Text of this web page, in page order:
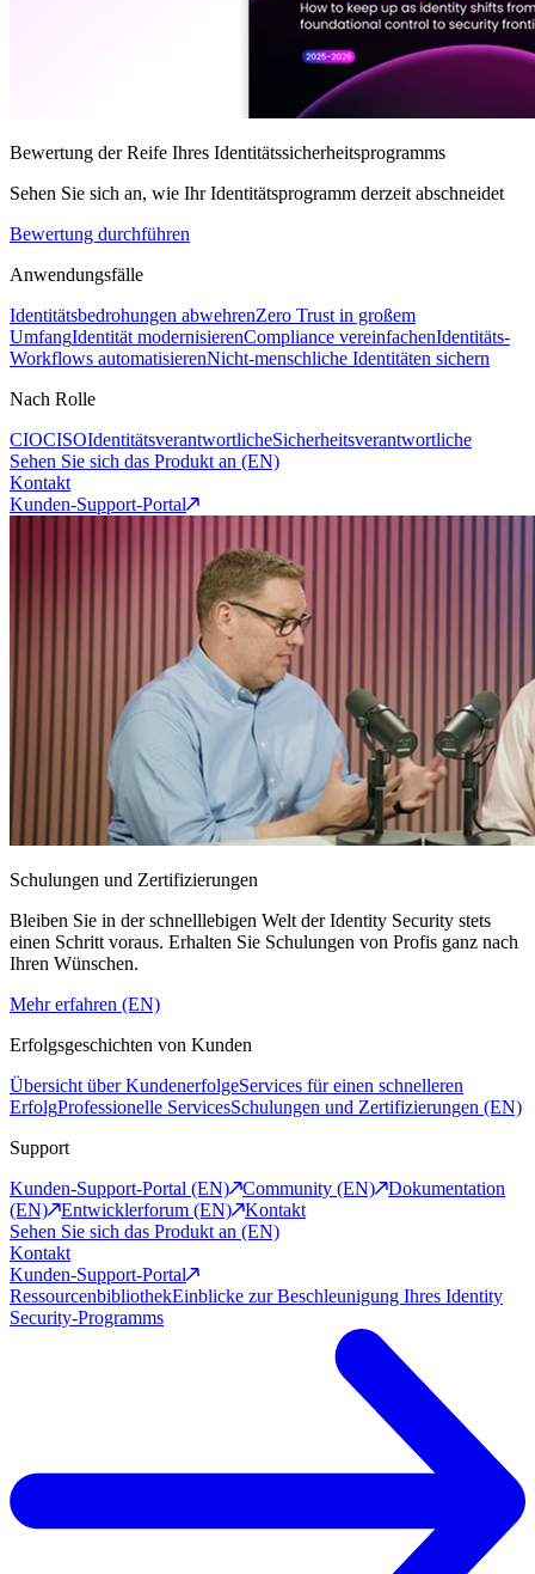
Bewertung der Reife Ihres Identitätssicherheitsprogramms
Sehen Sie sich an, wie Ihr Identitätsprogramm derzeit abschneidet
Bewertung durchführen
Anwendungsfälle
Identitätsbedrohungen abwehrenZero Trust in großem
UmfangIdentität modernisierenCompliance vereinfachenIdentitäts-
Workflows automatisierenNicht-menschliche Identitäten sichern
Nach Rolle
CIOCISOIdentitätsverantwortlicheSicherheitsverantwortliche
Sehen Sie sich das Produkt an (EN)
Kontakt
Kunden-Support-Portal
Schulungen und Zertifizierungen
Bleiben Sie in der schnelllebigen Welt der Identity Security stets
einen Schritt voraus. Erhalten Sie Schulungen von Profis ganz nach
Ihren Wünschen.
Mehr erfahren (EN)
Erfolgsgeschichten von Kunden
Übersicht über KundenerfolgeServices für einen schnelleren
ErfolgProfessionelle ServicesSchulungen und Zertifizierungen (EN)
Support
Kunden-Support-Portal (EN)
Community (EN)
Dokumentation
(EN)
Entwicklerforum (EN)
Kontakt
Sehen Sie sich das Produkt an (EN)
Kontakt
Kunden-Support-Portal
RessourcenbibliothekEinblicke zur Beschleunigung Ihres Identity
Security-Programms